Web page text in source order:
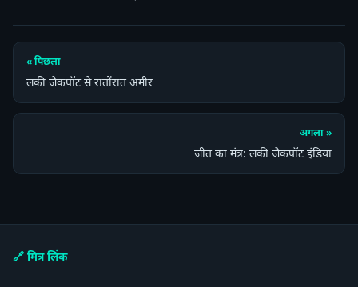
« पिछला
लकी जैकपॉट से रातोंरात अमीर
अगला »
जीत का मंत्र: लकी जैकपॉट इंडिया
🔗 मित्र लिंक